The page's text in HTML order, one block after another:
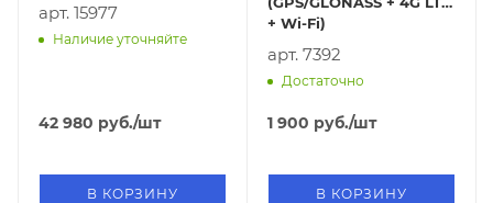
арт. 15977
Наличие уточняйте
42 980 руб./шт
В КОРЗИНУ
+ Wi-Fi)
арт. 7392
Достаточно
1 900 руб./шт
В КОРЗИНУ